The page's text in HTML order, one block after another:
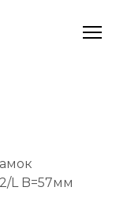
L B=57мм